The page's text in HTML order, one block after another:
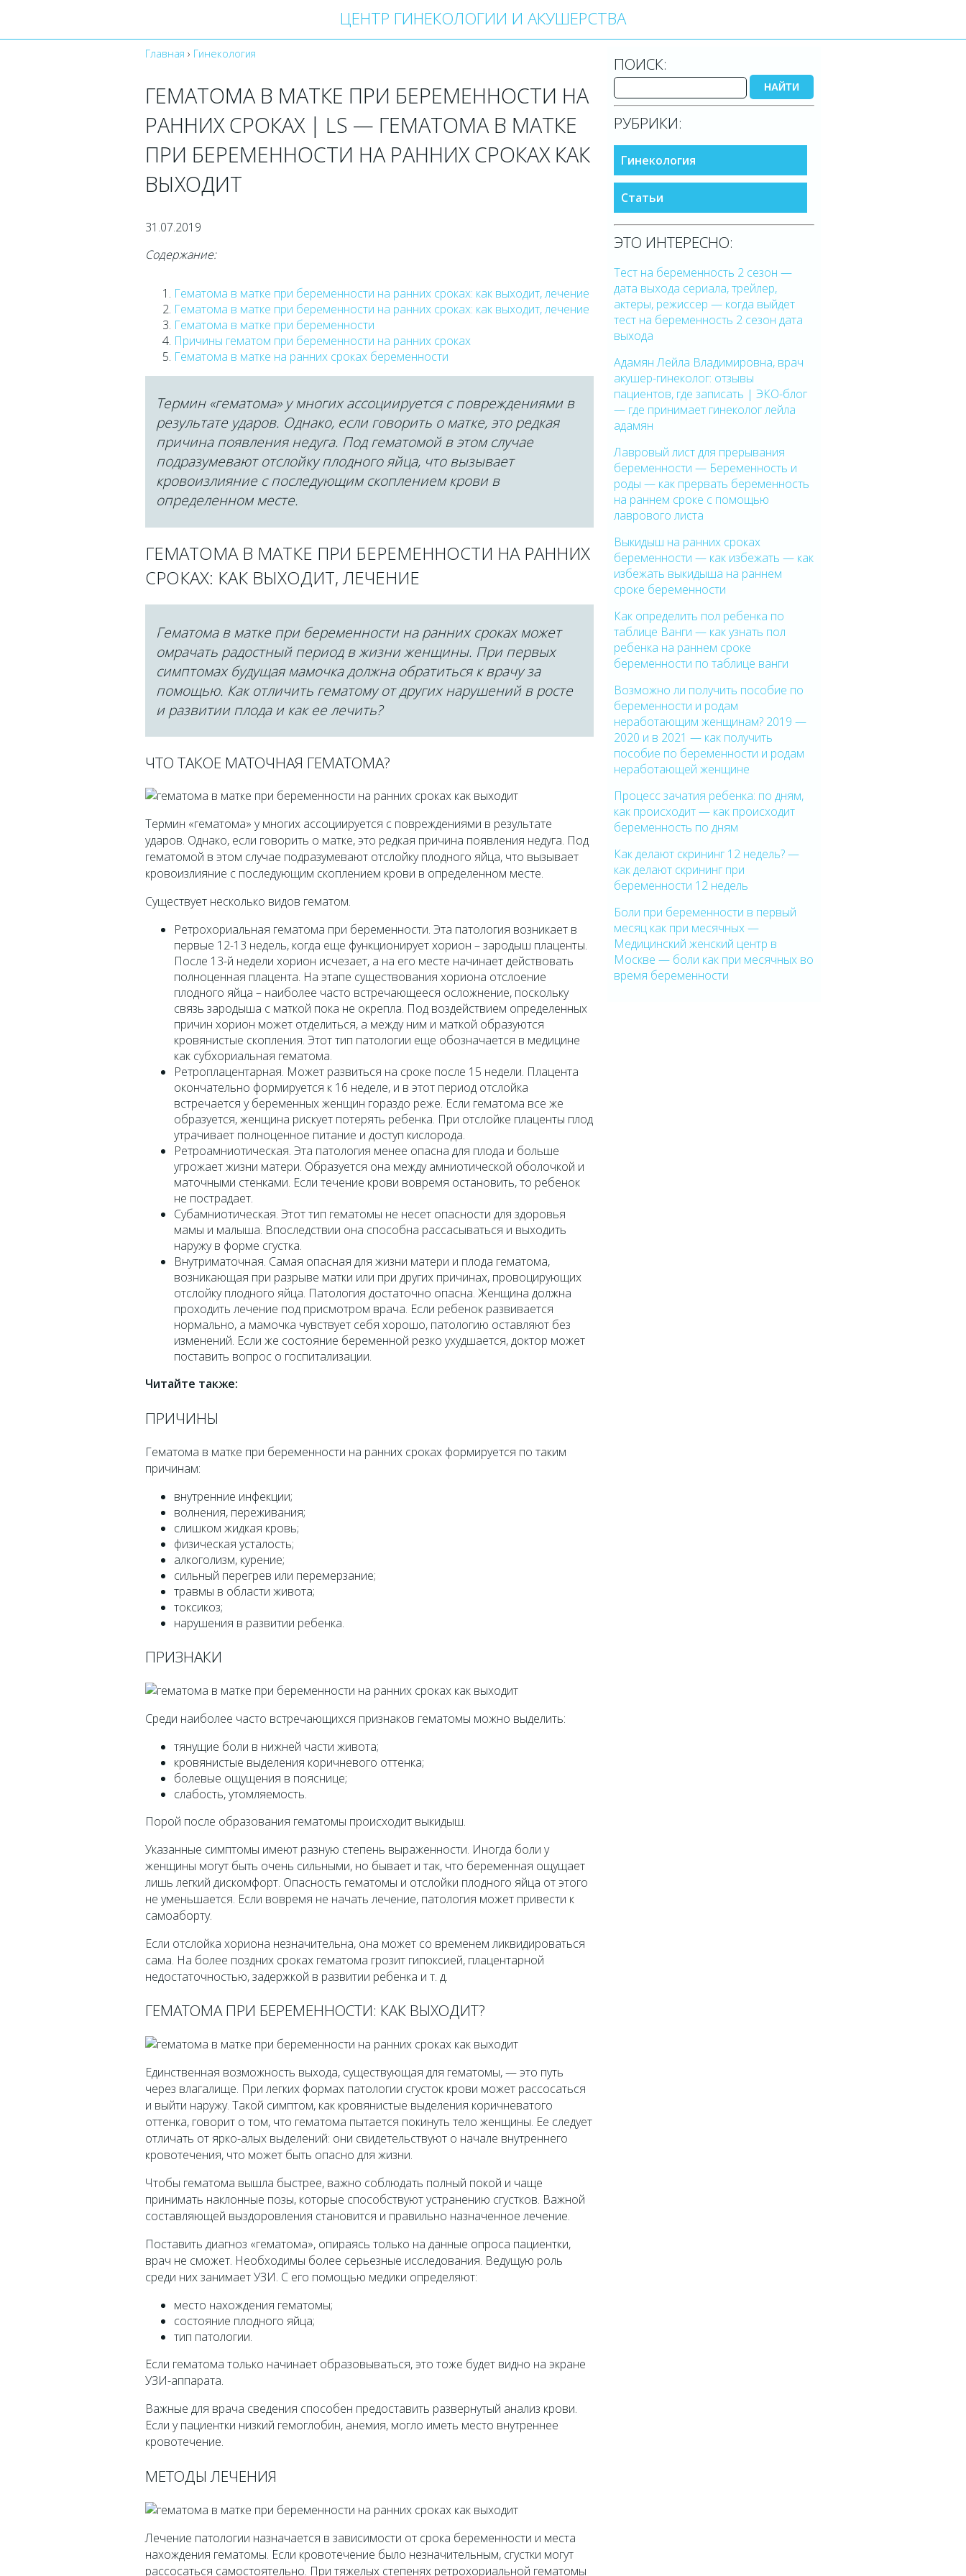
ЦЕНТР ГИНЕКОЛОГИИ И АКУШЕРСТВА
Главная › Гинекология
ГЕМАТОМА В МАТКЕ ПРИ БЕРЕМЕННОСТИ НА
РАННИХ СРОКАХ | LS — ГЕМАТОМА В МАТКЕ
ПРИ БЕРЕМЕННОСТИ НА РАННИХ СРОКАХ КАК
ВЫХОДИТ
31.07.2019
Содержание:
Гематома в матке при беременности на ранних сроках: как выходит, лечение
Гематома в матке при беременности на ранних сроках: как выходит, лечение
Гематома в матке при беременности
Причины гематом при беременности на ранних сроках
Гематома в матке на ранних сроках беременности
Термин «гематома» у многих ассоциируется с повреждениями в
результате ударов. Однако, если говорить о матке, это редкая
причина появления недуга. Под гематомой в этом случае
подразумевают отслойку плодного яйца, что вызывает
кровоизлияние с последующим скоплением крови в
определенном месте.
ГЕМАТОМА В МАТКЕ ПРИ БЕРЕМЕННОСТИ НА РАННИХ
СРОКАХ: КАК ВЫХОДИТ, ЛЕЧЕНИЕ
Гематома в матке при беременности на ранних сроках может
омрачать радостный период в жизни женщины. При первых
симптомах будущая мамочка должна обратиться к врачу за
помощью. Как отличить гематому от других нарушений в росте
и развитии плода и как ее лечить?
ЧТО ТАКОЕ МАТОЧНАЯ ГЕМАТОМА?
Термин «гематома» у многих ассоциируется с повреждениями в результате
ударов. Однако, если говорить о матке, это редкая причина появления недуга. Под
гематомой в этом случае подразумевают отслойку плодного яйца, что вызывает
кровоизлияние с последующим скоплением крови в определенном месте.
Существует несколько видов гематом.
Ретрохориальная гематома при беременности. Эта патология возникает в
первые 12-13 недель, когда еще функционирует хорион – зародыш плаценты.
После 13-й недели хорион исчезает, а на его месте начинает действовать
полноценная плацента. На этапе существования хориона отслоение
плодного яйца – наиболее часто встречающееся осложнение, поскольку
связь зародыша с маткой пока не окрепла. Под воздействием определенных
причин хорион может отделиться, а между ним и маткой образуются
кровянистые скопления. Этот тип патологии еще обозначается в медицине
как субхориальная гематома.
Ретроплацентарная. Может развиться на сроке после 15 недели. Плацента
окончательно формируется к 16 неделе, и в этот период отслойка
встречается у беременных женщин гораздо реже. Если гематома все же
образуется, женщина рискует потерять ребенка. При отслойке плаценты плод
утрачивает полноценное питание и доступ кислорода.
Ретроамниотическая. Эта патология менее опасна для плода и больше
угрожает жизни матери. Образуется она между амниотической оболочкой и
маточными стенками. Если течение крови вовремя остановить, то ребенок
не пострадает.
Субамниотическая. Этот тип гематомы не несет опасности для здоровья
мамы и малыша. Впоследствии она способна рассасываться и выходить
наружу в форме сгустка.
Внутриматочная. Самая опасная для жизни матери и плода гематома,
возникающая при разрыве матки или при других причинах, провоцирующих
отслойку плодного яйца. Патология достаточно опасна. Женщина должна
проходить лечение под присмотром врача. Если ребенок развивается
нормально, а мамочка чувствует себя хорошо, патологию оставляют без
изменений. Если же состояние беременной резко ухудшается, доктор может
поставить вопрос о госпитализации.
Читайте также:
ПРИЧИНЫ
Гематома в матке при беременности на ранних сроках формируется по таким
причинам:
внутренние инфекции;
волнения, переживания;
слишком жидкая кровь;
физическая усталость;
алкоголизм, курение;
сильный перегрев или перемерзание;
травмы в области живота;
токсикоз;
нарушения в развитии ребенка.
ПРИЗНАКИ
Среди наиболее часто встречающихся признаков гематомы можно выделить:
тянущие боли в нижней части живота;
кровянистые выделения коричневого оттенка;
болевые ощущения в пояснице;
слабость, утомляемость.
Порой после образования гематомы происходит выкидыш.
Указанные симптомы имеют разную степень выраженности. Иногда боли у
женщины могут быть очень сильными, но бывает и так, что беременная ощущает
лишь легкий дискомфорт. Опасность гематомы и отслойки плодного яйца от этого
не уменьшается. Если вовремя не начать лечение, патология может привести к
самоаборту.
Если отслойка хориона незначительна, она может со временем ликвидироваться
сама. На более поздних сроках гематома грозит гипоксией, плацентарной
недостаточностью, задержкой в развитии ребенка и т. д.
ГЕМАТОМА ПРИ БЕРЕМЕННОСТИ: КАК ВЫХОДИТ?
Единственная возможность выхода, существующая для гематомы, — это путь
через влагалище. При легких формах патологии сгусток крови может рассосаться
и выйти наружу. Такой симптом, как кровянистые выделения коричневатого
оттенка, говорит о том, что гематома пытается покинуть тело женщины. Ее следует
отличать от ярко-алых выделений: они свидетельствуют о начале внутреннего
кровотечения, что может быть опасно для жизни.
Чтобы гематома вышла быстрее, важно соблюдать полный покой и чаще
принимать наклонные позы, которые способствуют устранению сгустков. Важной
составляющей выздоровления становится и правильно назначенное лечение.
Поставить диагноз «гематома», опираясь только на данные опроса пациентки,
врач не сможет. Необходимы более серьезные исследования. Ведущую роль
среди них занимает УЗИ. С его помощью медики определяют:
место нахождения гематомы;
состояние плодного яйца;
тип патологии.
Если гематома только начинает образовываться, это тоже будет видно на экране
УЗИ-аппарата.
Важные для врача сведения способен предоставить развернутый анализ крови.
Если у пациентки низкий гемоглобин, анемия, могло иметь место внутреннее
кровотечение.
МЕТОДЫ ЛЕЧЕНИЯ
Лечение патологии назначается в зависимости от срока беременности и места
нахождения гематомы. Если кровотечение было незначительным, сгустки могут
рассосаться самостоятельно. При тяжелых степенях ретрохориальной гематомы
ПОИСК:
НАЙТИ
РУБРИКИ:
Гинекология
Статьи
ЭТО ИНТЕРЕСНО:
Тест на беременность 2 сезон —
дата выхода сериала, трейлер,
актеры, режиссер — когда выйдет
тест на беременность 2 сезон дата
выхода
Адамян Лейла Владимировна, врач
акушер-гинеколог: отзывы
пациентов, где записать | ЭКО-блог
— где принимает гинеколог лейла
адамян
Лавровый лист для прерывания
беременности — Беременность и
роды — как прервать беременность
на раннем сроке с помощью
лаврового листа
Выкидыш на ранних сроках
беременности — как избежать — как
избежать выкидыша на раннем
сроке беременности
Как определить пол ребенка по
таблице Ванги — как узнать пол
ребенка на раннем сроке
беременности по таблице ванги
Возможно ли получить пособие по
беременности и родам
неработающим женщинам? 2019 —
2020 и в 2021 — как получить
пособие по беременности и родам
неработающей женщине
Процесс зачатия ребенка: по дням,
как происходит — как происходит
беременность по дням
Как делают скрининг 12 недель? —
как делают скрининг при
беременности 12 недель
Боли при беременности в первый
месяц как при месячных —
Медицинский женский центр в
Москве — боли как при месячных во
время беременности